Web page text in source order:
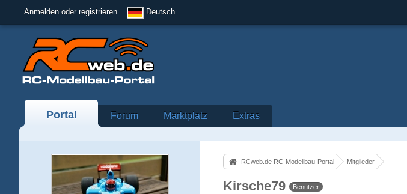
Anmelden oder registrieren Deutsch
Portal Forum Marktplatz Extras
RCweb.de RC-Modellbau-Portal Mitglieder
Kirsche79
Benutzer